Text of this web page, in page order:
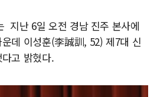
지난 6일 오전 경남 진주 본사에
데 이성훈(李誠訓, 52) 제7대 신
고 밝혔다.